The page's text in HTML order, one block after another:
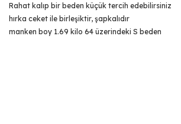
Rahat kalıp bir beden küçük tercih edebilirsiniz
hırka ceket ile birleşiktir, şapkalıdır
manken boy 1.69 kilo 64 üzerindeki S beden